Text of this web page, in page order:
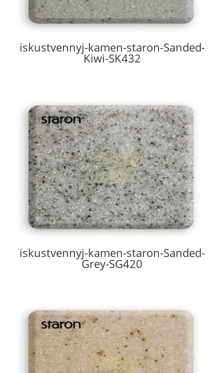
iskustvennyj-kamen-staron-Sanded-
Kiwi-SK432
iskustvennyj-kamen-staron-Sanded-
Grey-SG420